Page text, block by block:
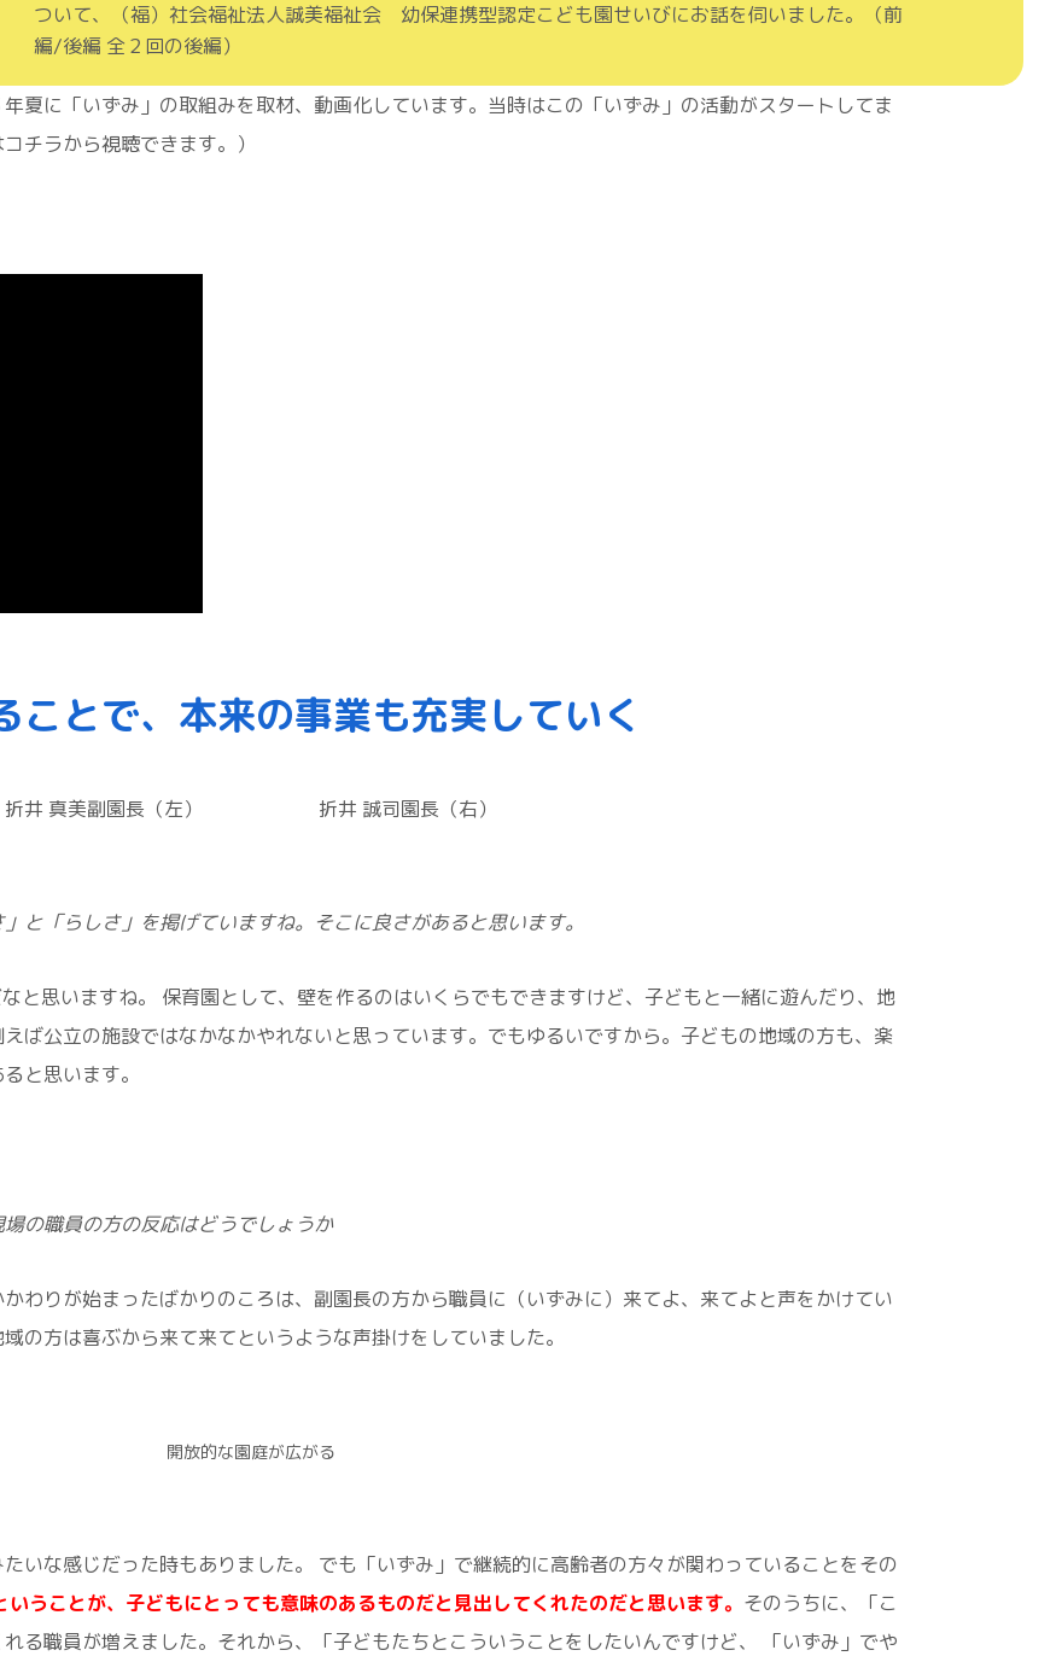
ついて、（福）社会福祉法人誠美福祉会 幼保連携型認定こども園せいびにお話を伺いました。（前
編/後編 全２回の後編）
夏に「いずみ」の取組みを取材、動画化しています。当時はこの「いずみ」の活動がスタートしてま
チラから視聴できます。）
ことで、本来の事業も充実していく
折井 真美副園長（左） 折井 誠司園長（右）
「らしさ」を掲げていますね。そこに良さがあると思います。
と思いますね。 保育園として、壁を作るのはいくらでもできますけど、子どもと一緒に遊んだり、地
ば公立の施設ではなかなかやれないと思っています。でもゆるいですから。子どもの地域の方も、楽
と思います。
の職員の方の反応はどうでしょうか
わりが始まったばかりのころは、副園長の方から職員に（いずみに）来てよ、来てよと声をかけてい
の方は喜ぶから来て来てというような声掛けをしていました。
開放的な園庭が広がる
いな感じだった時もありました。 でも「いずみ」で継続的に高齢者の方々が関わっていることをその
うことが、子どもにとっても意味のあるものだと見出してくれたのだと思います。 そのうちに、「こ
る職員が増えました。それから、「子どもたちとこういうことをしたいんですけど、 「いずみ」でや